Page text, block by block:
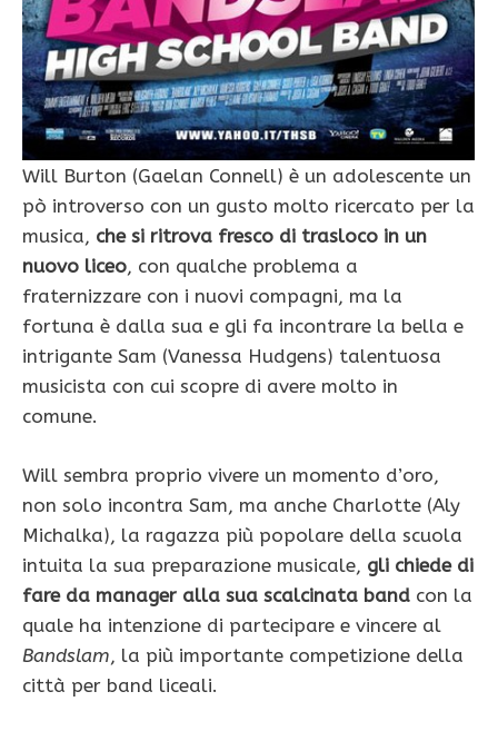
Will Burton (Gaelan Connell) è un adolescente un
pò introverso con un gusto molto ricercato per la
musica, che si ritrova fresco di trasloco in un
nuovo liceo, con qualche problema a
fraternizzare con i nuovi compagni, ma la
fortuna è dalla sua e gli fa incontrare la bella e
intrigante Sam (Vanessa Hudgens) talentuosa
musicista con cui scopre di avere molto in
comune.
Will sembra proprio vivere un momento d’oro,
non solo incontra Sam, ma anche Charlotte (Aly
Michalka), la ragazza più popolare della scuola
intuita la sua preparazione musicale, gli chiede di
fare da manager alla sua scalcinata band con la
quale ha intenzione di partecipare e vincere al
Bandslam, la più importante competizione della
città per band liceali.